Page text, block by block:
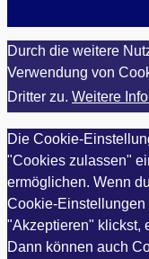
Durch die weitere
Verwendung von
Dritter zu. Weitere
Die Cookie-
"Cookies zulassen"
ermöglichen. Wenn
Cookie-
"Akzeptieren" klickst,
Dann können auch